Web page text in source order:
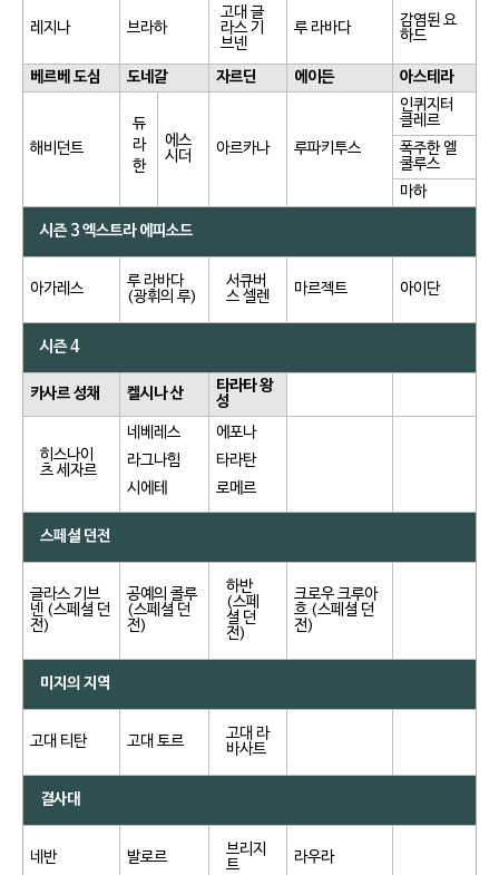
레지나 브라하
고대 글
라스 기
브넨
루 라바다
감염된 요
하드
베르베 도심 도네갈 자르딘 에이든 아스테라
해비던트
듀
라
한
에스
시더
아르카나 루파키투스
인퀴지터
클레르
폭주한 엘
쿨루스
마하
시즌 3 엑스트라 에피소드
아가레스
루 라바다
(광휘의 루)
서큐버
스 셀렌
마르젝트 아이단
시즌 4
카사르 성채 켈시나 산
타라타 왕
성
히스나이
츠 세자르
네베레스
라그나힘
시에테
에포나
타라탄
로메르
스페셜 던전
글라스 기브
넨 (스페셜 던
전)
공예의 콜루
(스페셜 던
전)
하반
(스페
셜 던
전)
크로우 크루아
흐 (스페셜 던
전)
미지의 지역
고대 티탄 고대 토르
고대 라
바사트
결사대
네반 발로르
브리지
트
라우라